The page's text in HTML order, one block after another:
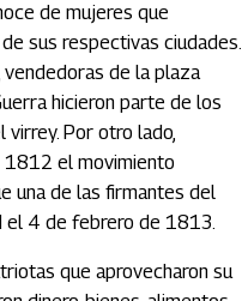
de mujeres que
sus respectivas ciudades.
de la plaza
hicieron parte de los
Por otro lado,
1812 el movimiento
una de las firmantes del
el 4 de febrero de 1813.
que aprovecharon su